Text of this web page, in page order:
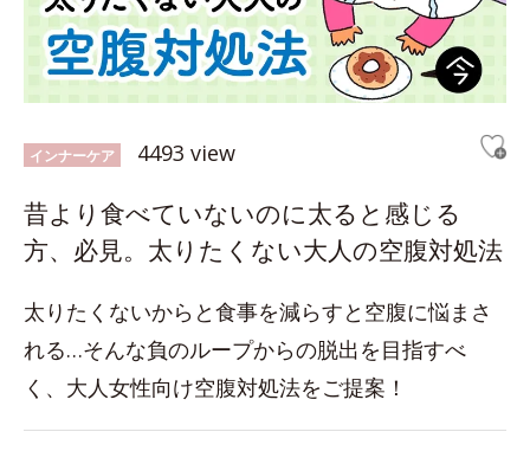
インナーケア 4493 view
昔より食べていないのに太ると感じる
方、必見。太りたくない大人の空腹対処法
太りたくないからと食事を減らすと空腹に悩まさ
れる…そんな負のループからの脱出を目指すべ
く、大人女性向け空腹対処法をご提案！